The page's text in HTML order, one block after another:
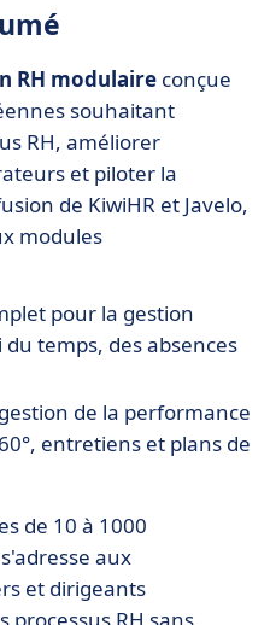
RH modulaire conçue
souhaitant
RH, améliorer
et piloter la
de KiwiHR et Javelo,
modules
pour la gestion
temps, des absences
de la performance
entretiens et plans de
de 10 à 1000
aux
et dirigeants